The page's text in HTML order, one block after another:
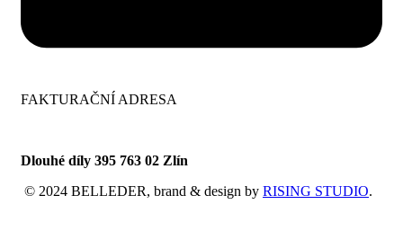
FAKTURAČNÍ ADRESA
Dlouhé díly 395 763 02 Zlín
© 2024 BELLEDER, brand & design by RISING STUDIO.